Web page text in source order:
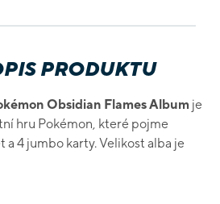
PRODUKTU
Obsidian Flames Album je
hru Pokémon, které pojme
a 4 jumbo karty. Velikost alba je